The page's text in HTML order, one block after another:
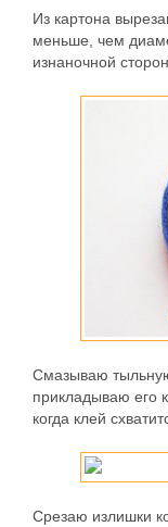
Из картона
меньше, чем
изнаночной
Смазываю
прикладываю его
когда клей
Срезаю излишки